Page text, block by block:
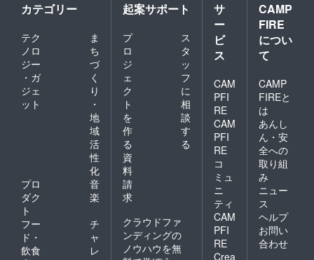
カテゴリー
テク
ノロ
ジー
・ガ
ジェ
ット
ま
ち
づ
く
り
・
地
域
活
性
化
プロ
ダク
ト
音
楽
フー
ド・
飲食
チ
ャ
レ
起案サポート
プ
ロ
ジ
ェ
ク
ト
を
作
る
ス
タ
ッ
フ
に
相
談
す
る
資
料
請
求
クラウドファ
ンディングの
ノウハウを無
サ
ー
ビ
ス
CAM
PFI
RE
CAM
PFI
RE
コ
ミュ
ニ
ティ
CAM
PFI
RE
Crea
CAMP
FIRE
につい
て
CAMP
FIREと
は
あんし
ん・安
全への
取り組
み
ニュー
ス
ヘルプ
お問い
合わせ